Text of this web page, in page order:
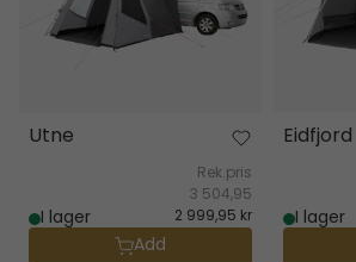
Utne
I lager
Rek.pris
3 504,95
2 999,95 kr
Add
Eidfjord
I lager